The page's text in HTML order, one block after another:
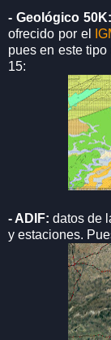
- Geológico 50K:
ofrecido por el
pues en este
15:
- ADIF: datos de
y estaciones.